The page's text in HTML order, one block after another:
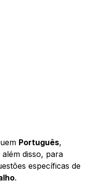
Português,
além disso, para
específicas de
.